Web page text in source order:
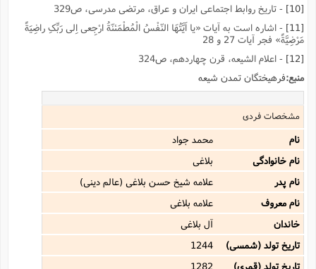
- تاریخ روابط اجتماعى ایران و عراق، مرتضى مدرسى، ص329
- اشاره است به آیات «یا اَیَّتُهَا النّفْسُ الْمُطْمَئنّةُ ارْجِعى اِلى رَبِّکِ راضِیَةً
مَرْضِیَّةً» فجر آیات 27 و 28
- اعلام الشیعه، قرن چهاردهم، ص324
منبع:فرهیختگان تمدن شیعه
مشخصات فردی
نام
محمد جواد
نام خانوادگی
بلاغى
نام پدر
علامه شیخ حسن بلاغى (عالم دینى)
نام معروف
علامه بلاغى
خاندان
آل بلاغى
تاریخ تولد (شمسی)
1244
تاریخ تولد (قمری)
1282